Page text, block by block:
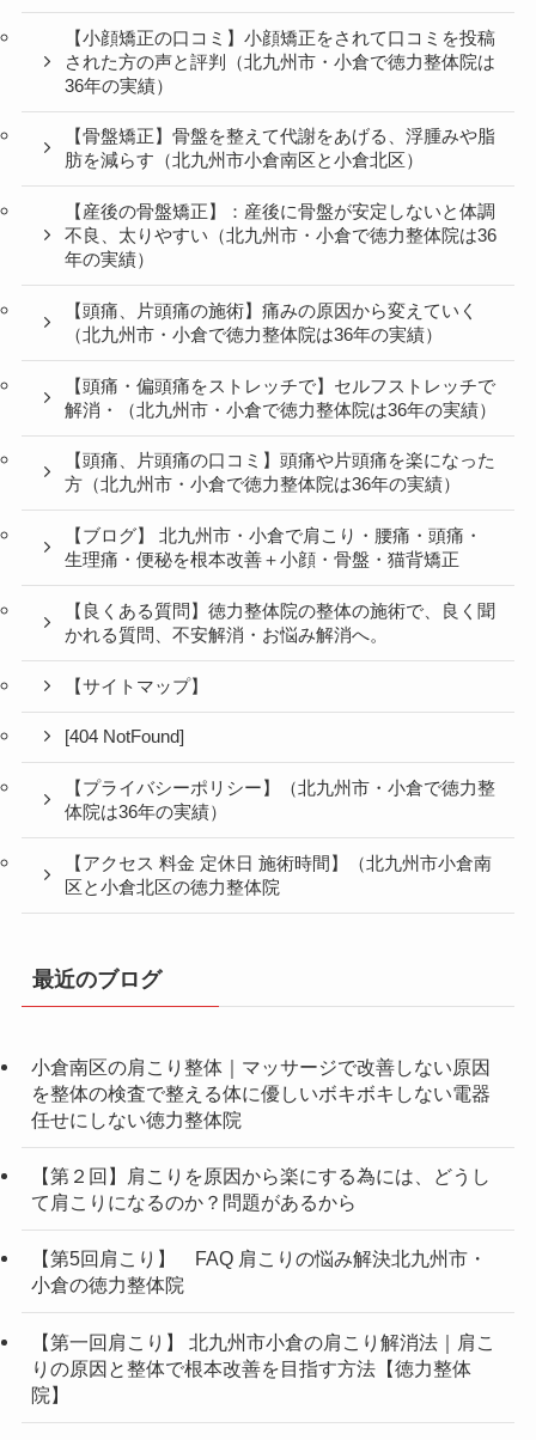
【小顔矯正の口コミ】小顔矯正をされて口コミを投稿
された方の声と評判（北九州市・小倉で徳力整体院は
36年の実績）
【骨盤矯正】骨盤を整えて代謝をあげる、浮腫みや脂
肪を減らす（北九州市小倉南区と小倉北区）
【産後の骨盤矯正】：産後に骨盤が安定しないと体調
不良、太りやすい（北九州市・小倉で徳力整体院は36
年の実績）
【頭痛、片頭痛の施術】痛みの原因から変えていく
（北九州市・小倉で徳力整体院は36年の実績）
【頭痛・偏頭痛をストレッチで】セルフストレッチで
解消・（北九州市・小倉で徳力整体院は36年の実績）
【頭痛、片頭痛の口コミ】頭痛や片頭痛を楽になった
方（北九州市・小倉で徳力整体院は36年の実績）
【ブログ】 北九州市・小倉で肩こり・腰痛・頭痛・
生理痛・便秘を根本改善＋小顔・骨盤・猫背矯正
【良くある質問】徳力整体院の整体の施術で、良く聞
かれる質問、不安解消・お悩み解消へ。
【サイトマップ】
[404 NotFound]
【プライバシーポリシー】（北九州市・小倉で徳力整
体院は36年の実績）
【アクセス 料金 定休日 施術時間】（北九州市小倉南
区と小倉北区の徳力整体院
最近のブログ
小倉南区の肩こり整体｜マッサージで改善しない原因
を整体の検査で整える体に優しいボキボキしない電器
任せにしない徳力整体院
【第２回】肩こりを原因から楽にする為には、どうし
て肩こりになるのか？問題があるから
【第5回肩こり】 FAQ 肩こりの悩み解決北九州市・
小倉の徳力整体院
【第一回肩こり】 北九州市小倉の肩こり解消法｜肩こ
りの原因と整体で根本改善を目指す方法【徳力整体
院】